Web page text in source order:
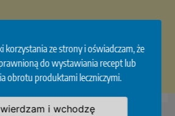
korzystania ze strony i oświadczam, że
do wystawiania recept lub
obrotu produktami leczniczymi.
i wchodzę